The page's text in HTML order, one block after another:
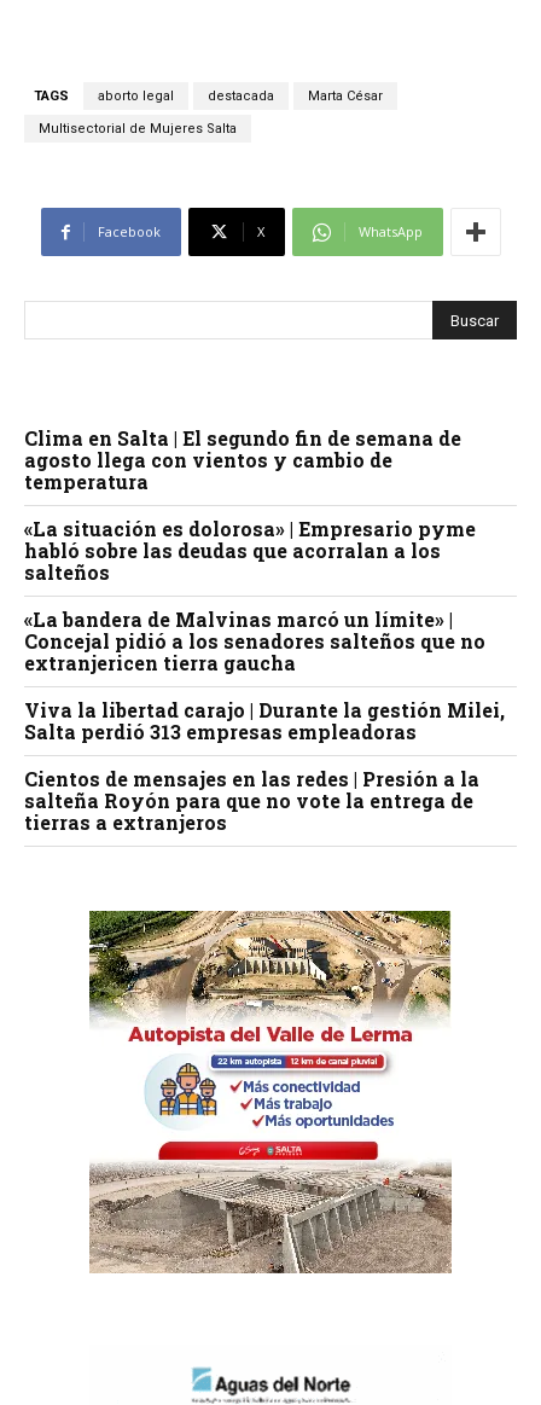
TAGS aborto legal destacada Marta César
Multisectorial de Mujeres Salta
Facebook X WhatsApp
Clima en Salta | El segundo fin de semana de
agosto llega con vientos y cambio de
temperatura
«La situación es dolorosa» | Empresario pyme
habló sobre las deudas que acorralan a los
salteños
«La bandera de Malvinas marcó un límite» |
Concejal pidió a los senadores salteños que no
extranjericen tierra gaucha
Viva la libertad carajo | Durante la gestión Milei,
Salta perdió 313 empresas empleadoras
Cientos de mensajes en las redes | Presión a la
salteña Royón para que no vote la entrega de
tierras a extranjeros